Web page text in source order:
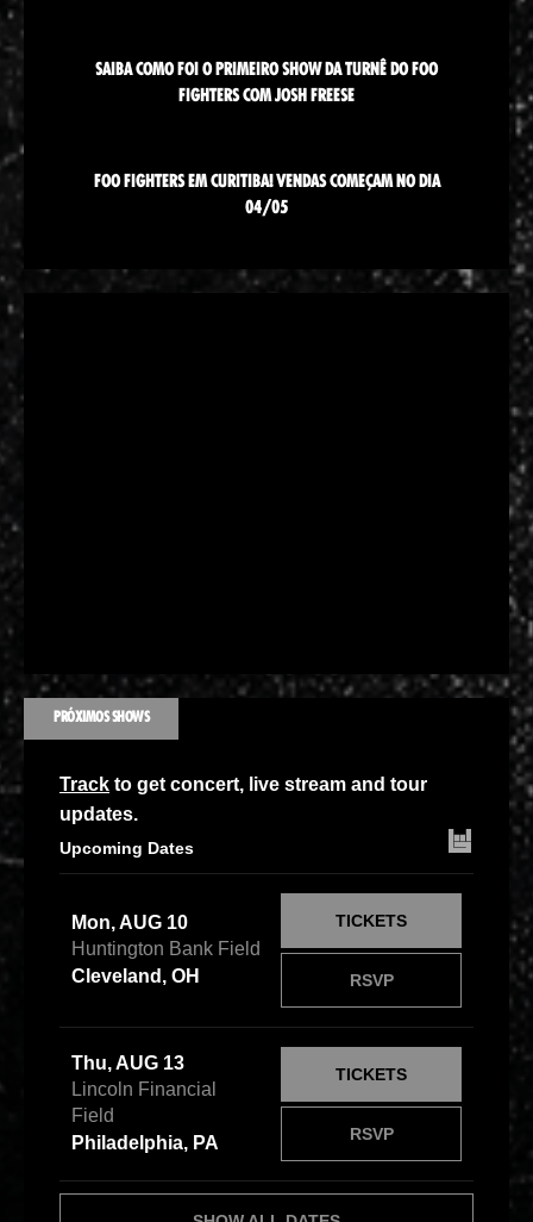
SAIBA COMO FOI O PRIMEIRO SHOW DA TURNÊ DO FOO
FIGHTERS COM JOSH FREESE
FOO FIGHTERS EM CURITIBA! VENDAS COMEÇAM NO DIA
04/05
PRÓXIMOS SHOWS
Track to get concert, live stream and tour
updates.
Upcoming Dates
Mon, AUG 10
Huntington Bank Field
Cleveland, OH
RSVP
TICKETS
Thu, AUG 13
Lincoln Financial
Field
Philadelphia, PA
RSVP
TICKETS